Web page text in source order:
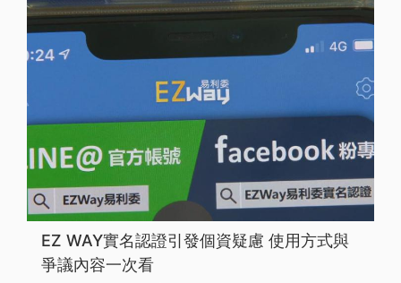
EZ WAY實名認證引發個資疑慮 使用方式與
爭議內容一次看